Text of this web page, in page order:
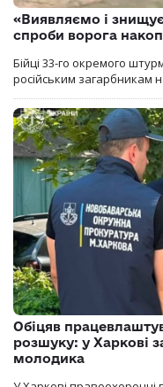
«Виявляємо і
спроби ворога
Бійці 33-го окремого
російським загарбникам
Обіцяв
розшуку: у Харкові
молодика